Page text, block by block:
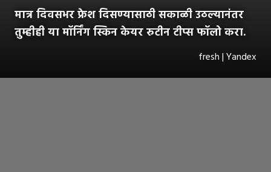
मात्र दिवसभर फ्रेश दिसण्यासाठी सकाळी उठल्यानंतर
तुम्हीही या मॉर्निंग स्किन केयर रुटीन टीप्स फॉलो करा.
fresh | Yandex